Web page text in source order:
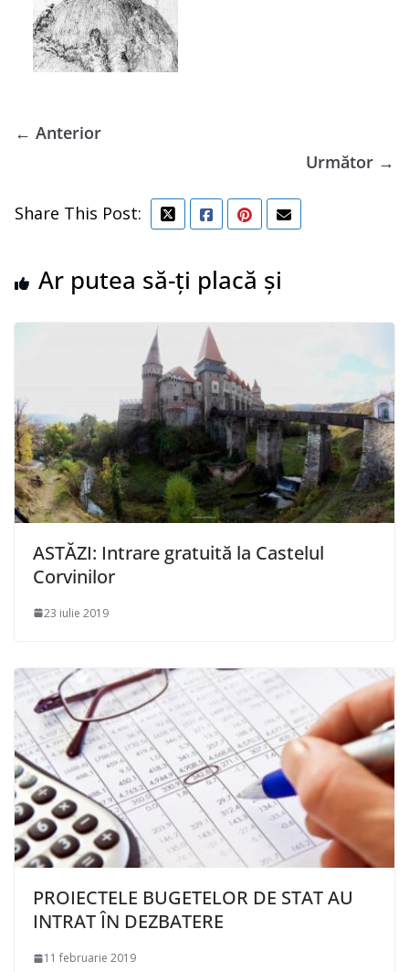
← Anterior
Următor →
Share This Post:
Ar putea să-ți placă și
ASTĂZI: Intrare gratuită la Castelul
Corvinilor
23 iulie 2019
PROIECTELE BUGETELOR DE STAT AU
INTRAT ÎN DEZBATERE
11 februarie 2019